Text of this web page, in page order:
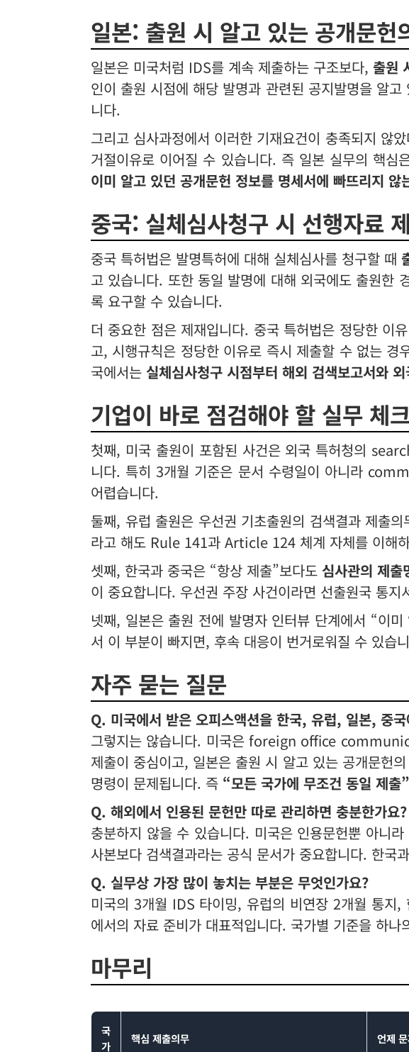
일본: 출원 시 알고 있는 공개문헌
일본은 미국처럼 IDS를 계속 제출하는 구조보다, 출원
인이 출원 시점에 해당 발명과 관련된 공지발명을 알
니다.
그리고 심사과정에서 이러한 기재요건이 충족되지 않
거절이유로 이어질 수 있습니다. 즉 일본 실무의 핵
이미 알고 있던 공개문헌 정보를 명세서에 빠뜨리지 않
중국: 실체심사청구 시 선행자료
중국 특허법은 발명특허에 대해 실체심사를 청구할 때
고 있습니다. 또한 동일 발명에 대해 외국에도 출원한
록 요구할 수 있습니다.
더 중요한 점은 제재입니다. 중국 특허법은 정당한 이
고, 시행규칙은 정당한 이유로 즉시 제출할 수 없는
국에서는 실체심사청구 시점부터 해외 검색보고서와
기업이 바로 점검해야 할 실무 체
첫째, 미국 출원이 포함된 사건은 외국 특허청의
니다. 특히 3개월 기준은 문서 수령일이 아니라
어렵습니다.
둘째, 유럽 출원은 우선권 기초출원의 검색결과 제출
라고 해도 Rule 141과 Article 124 체계 자체를 이해
셋째, 한국과 중국은 “항상 제출”보다도 심사관의 제
이 중요합니다. 우선권 주장 사건이라면 선출원국 통
넷째, 일본은 출원 전에 발명자 인터뷰 단계에서 “이
서 이 부분이 빠지면, 후속 대응이 번거로워질 수 있습
자주 묻는 질문
Q. 미국에서 받은 오피스액션을 한국, 유럽, 일본, 중
그렇지는 않습니다. 미국은 foreign office
제출이 중심이고, 일본은 출원 시 알고 있는 공개문헌
명령이 문제됩니다. 즉 “모든 국가에 무조건 동일 제출
Q. 해외에서 인용된 문헌만 따로 관리하면 충분한가요?
충분하지 않을 수 있습니다. 미국은 인용문헌뿐 아
사본보다 검색결과라는 공식 문서가 중요합니다. 한국
Q. 실무상 가장 많이 놓치는 부분은 무엇인가요?
미국의 3개월 IDS 타이밍, 유럽의 비연장 2개월 통지
에서의 자료 준비가 대표적입니다. 국가별 기준을 하
마무리
국
가
핵심 제출의무 언제